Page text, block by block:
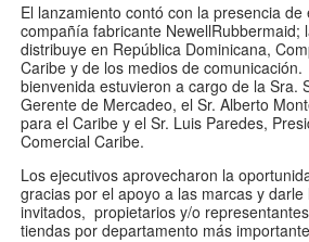
El lanzamiento contó con la presencia de
compañía fabricante NewellRubbermaid;
distribuye en República Dominicana,
Caribe y de los medios de comunicación.
bienvenida estuvieron a cargo de la Sra.
Gerente de Mercadeo, el Sr. Alberto
para el Caribe y el Sr. Luis Paredes,
Comercial Caribe.
Los ejecutivos aprovecharon la
gracias por el apoyo a las marcas y
invitados, propietarios y/o
tiendas por departamento más